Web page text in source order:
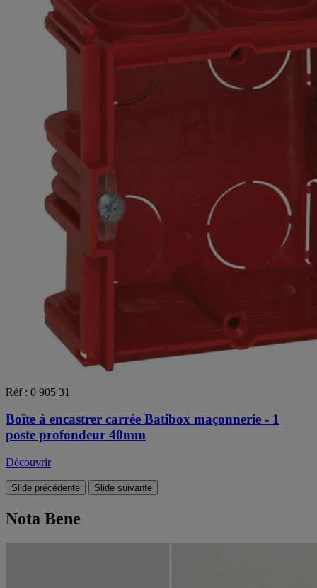
Réf : 0 905 31
Boîte à encastrer carrée Batibox maçonnerie - 1
poste profondeur 40mm
Découvrir
Slide précédente Slide suivante
Nota Bene